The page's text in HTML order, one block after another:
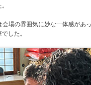
場の雰囲気に妙な一体感があ
した。